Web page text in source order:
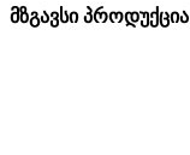
მზგავსი პროდუქცია